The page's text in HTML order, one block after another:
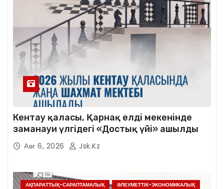
Кентау қаласы, Қарнақ елді мекенінде
заманауи үлгідегі «Достық үйі» ашылды
Авг 6, 2026 Jsk.kz
АҚПАРАТТЫҚ-САРАПТАМАЛЫҚ ӘЛЕУМЕТТІК-ЭКОНОМИКАЛЫҚ